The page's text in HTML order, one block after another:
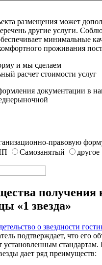
размещения может
другие услуги.
минимальные
проживания
и мы сделаем
расчет стоимости услуг
документации в
правовую
Самозанятый
другое
получения
«1 звезда»
о звездности
подтверждает, что его
установленным
дает ряд преимуществ: